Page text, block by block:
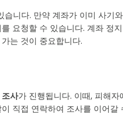
니다. 만약 계좌가 이미 사기
요청할 수 있습니다. 계좌 정
는 것이 중요합니다.
조사가 진행됩니다. 이때, 피해
직접 연락하여 조사를 이어갈